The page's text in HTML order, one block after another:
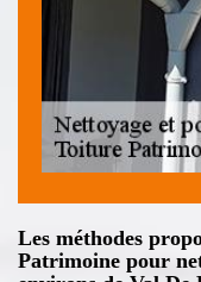
Les méthodes
Patrimoine pour